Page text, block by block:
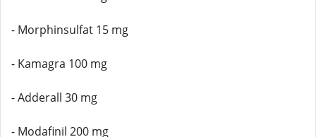
- Morphinsulfat 15 mg
- Kamagra 100 mg
- Adderall 30 mg
- Modafinil 200 mg